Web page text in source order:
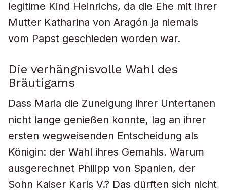
legitime Kind Heinrichs, da die Ehe mit ihrer
Mutter Katharina von Aragón ja niemals
vom Papst geschieden worden war.
Die verhängnisvolle Wahl des
Bräutigams
Dass Maria die Zuneigung ihrer Untertanen
nicht lange genießen konnte, lag an ihrer
ersten wegweisenden Entscheidung als
Königin: der Wahl ihres Gemahls. Warum
ausgerechnet Philipp von Spanien, der
Sohn Kaiser Karls V.? Das dürften sich nicht